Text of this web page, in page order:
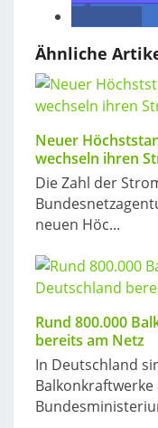
Ähnliche
Neuer
wechseln ihren
Die Zahl der
neuen Höc...
Rund 800.000
bereits am Netz
In Deutschland
Balkonkraftwerke